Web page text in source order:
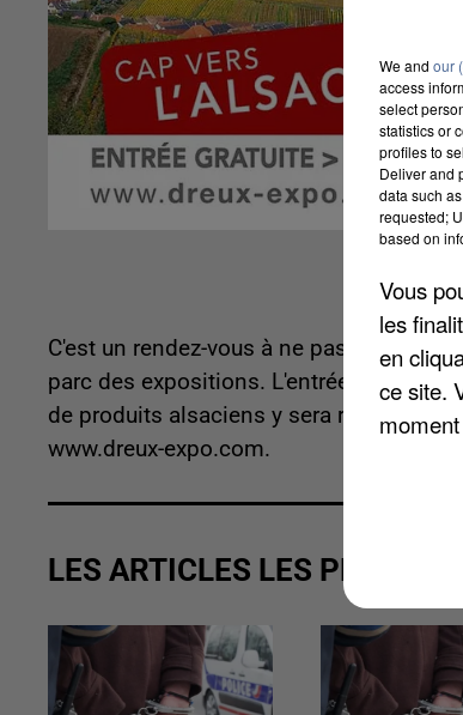
C'est un rendez-vous à ne pas
parc des expositions. L'entrée gratuite
de produits alsaciens y sera reproduit
www.dreux-expo.com.
LES ARTICLES LES PLUS VUS
We and our
access
select
statistics or
profiles to
Deliver and
data such
requested;
based on
Vous
les
en
ce site.